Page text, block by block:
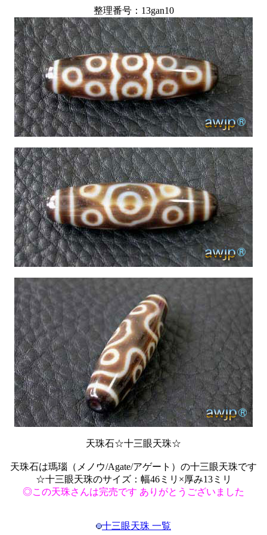
整理番号：13gan10
天珠石☆十三眼天珠☆
天珠石は瑪瑙（メノウ/Agate/アゲート）の十三眼天珠です
☆十三眼天珠のサイズ：幅46ミリ×厚み13ミリ
◎この天珠さんは完売です ありがとうございました
十三眼天珠 一覧